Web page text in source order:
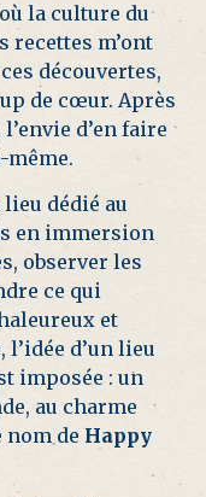
la culture du
recettes m’ont
découvertes,
de cœur. Après
d’en faire
même.
dédié au
en immersion
observer les
ce qui
et
d’un lieu
imposée : un
au charme
de Happy